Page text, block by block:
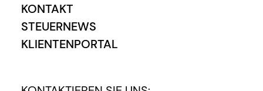
KONTAKT
STEUERNEWS
KLIENTENPORTAL